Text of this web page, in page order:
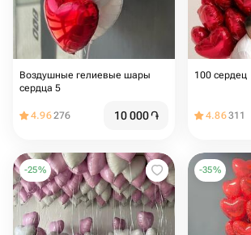
Воздушные гелиевые шары
сердца 5️
4.96276 10 000֏
100 сердец
4.86311
-25% -35%